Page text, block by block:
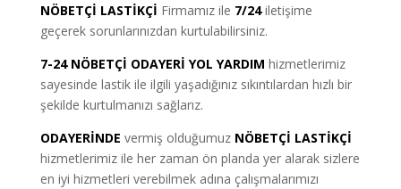
NÖBETÇİ LASTİKÇİ Firmamız ile 7/24iletişime
geçerek sorunlarınızdan kurtulabilirsiniz.
7-24 NÖBETÇİ ODAYERİ YOL YARDIM hizmetlerimiz
sayesinde lastik ile ilgili yaşadığınız sıkıntılardan hızlı bir
şekilde kurtulmanızı sağlarız.
ODAYERİNDE vermiş olduğumuz NÖBETÇİ LASTİKÇİ
hizmetlerimiz ile her zaman ön planda yer alarak sizlere
en iyi hizmetleri verebilmek adına çalışmalarımızı